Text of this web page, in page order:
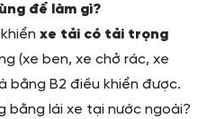
để làm gì?
xe tải có tải trọng
(xe ben, xe chở rác, xe
bằng B2 điều khiển được.
bằng lái xe tại nước ngoài?